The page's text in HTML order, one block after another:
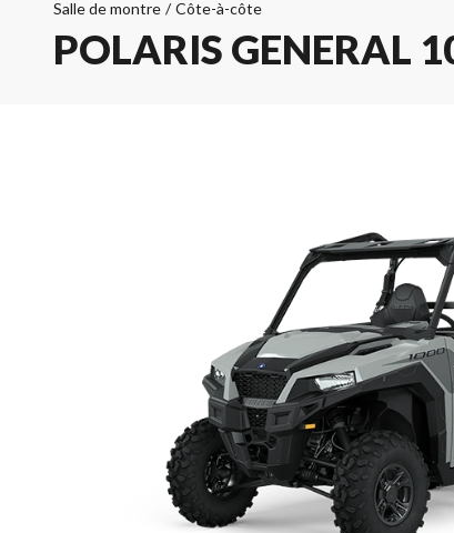
Salle de montre / Côte-à-côte
POLARIS GENERAL